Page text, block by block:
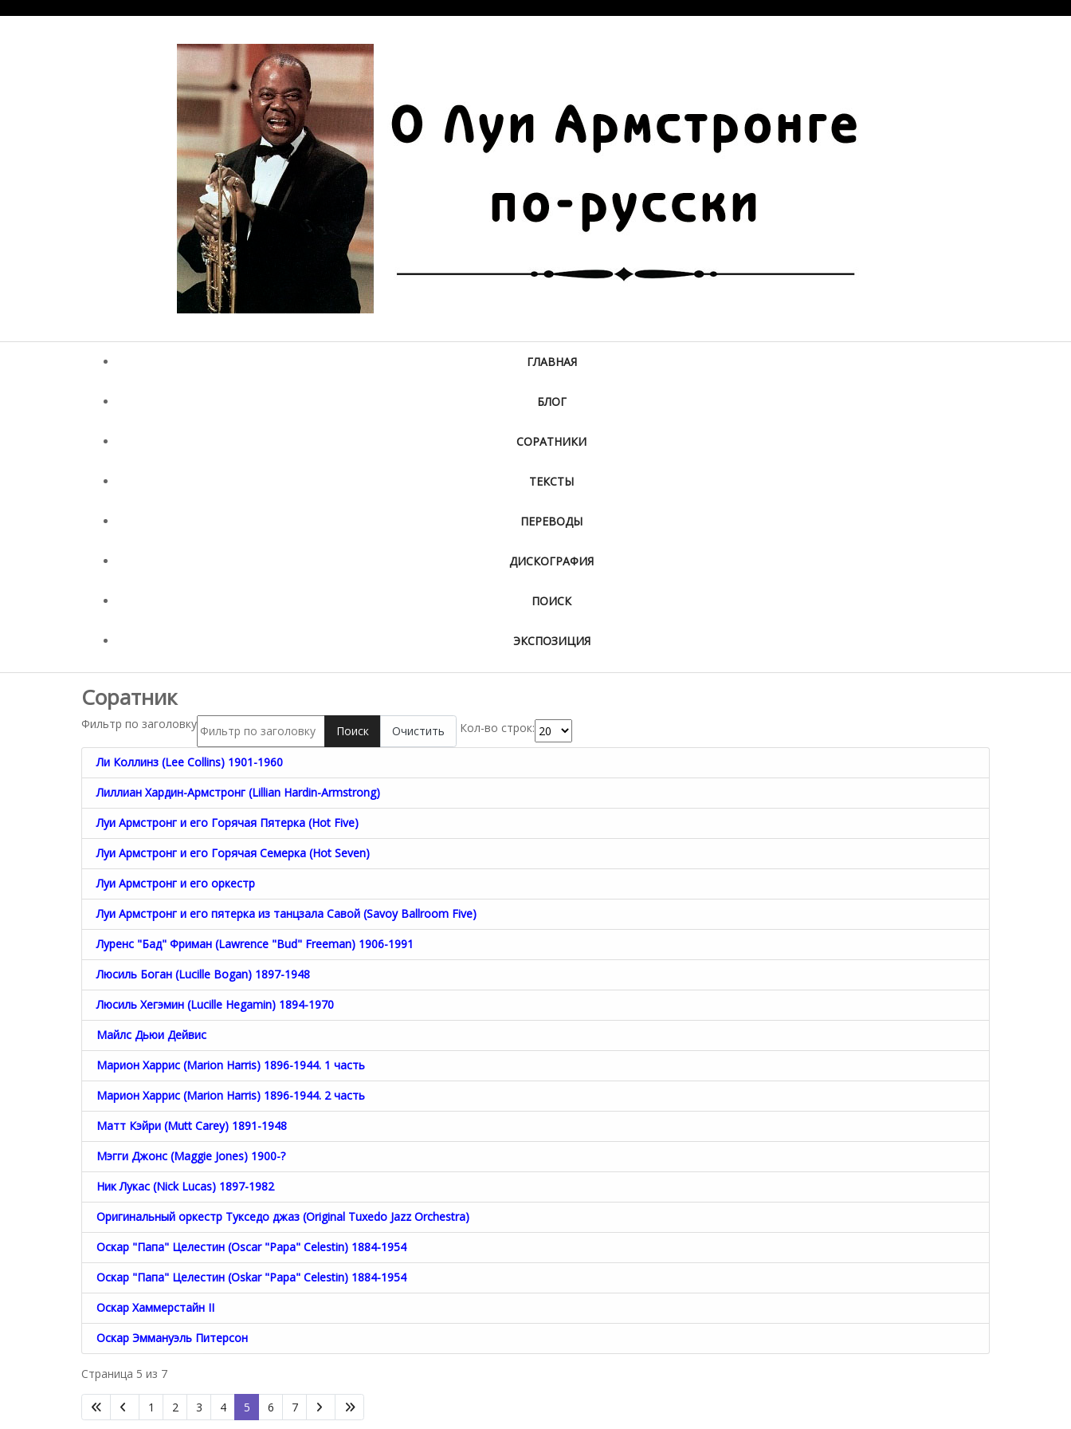
ГЛАВНАЯ
БЛОГ
СОРАТНИКИ
ТЕКСТЫ
ПЕРЕВОДЫ
ДИСКОГРАФИЯ
ПОИСК
ЭКСПОЗИЦИЯ
Соратник
Фильтр по заголовку Поиск Очистить Кол-во строк:
Ли Коллинз (Lee Collins) 1901-1960
Лиллиан Хардин-Армстронг (Lillian Hardin-Armstrong)
Луи Армстронг и его Горячая Пятерка (Hot Five)
Луи Армстронг и его Горячая Семерка (Hot Seven)
Луи Армстронг и его оркестр
Луи Армстронг и его пятерка из танцзала Савой (Savoy Ballroom Five)
Луренс "Бад" Фриман (Lawrence "Bud" Freeman) 1906-1991
Люсиль Боган (Lucille Bogan) 1897-1948
Люсиль Хегэмин (Lucille Hegamin) 1894-1970
Майлс Дьюи Дейвис
Марион Харрис (Marion Harris) 1896-1944. 1 часть
Марион Харрис (Marion Harris) 1896-1944. 2 часть
Матт Кэйри (Mutt Carey) 1891-1948
Мэгги Джонс (Maggie Jones) 1900-?
Ник Лукас (Nick Lucas) 1897-1982
Оригинальный оркестр Тукседо джаз (Original Tuxedo Jazz Orchestra)
Оскар "Папа" Целестин (Oscar "Papa" Celestin) 1884-1954
Оскар "Папа" Целестин (Oskar "Papa" Celestin) 1884-1954
Оскар Хаммерстайн II
Оскар Эммануэль Питерсон
Страница 5 из 7
1 2 3 4 5 6 7